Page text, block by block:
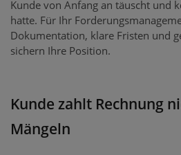
Kunde von Anfang an täuscht und
hatte. Für Ihr
Dokumentation, klare Fristen und
sichern Ihre Position.
Kunde zahlt Rechnung
Mängeln